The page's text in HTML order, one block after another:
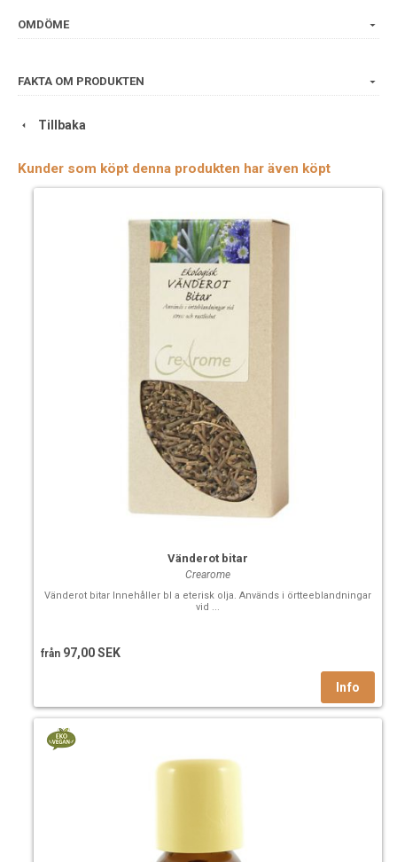
OMDÖME
FAKTA OM PRODUKTEN
Tillbaka
Kunder som köpt denna produkten har även köpt
Vänderot bitar
Crearome
Vänderot bitar Innehåller bl a eterisk olja. Används i örtteeblandningar
vid ...
från 97,00 SEK